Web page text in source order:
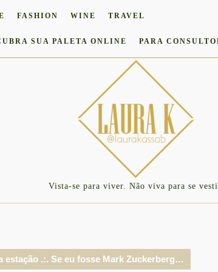
FASHION WINE TRAVEL
SUA PALETA ONLINE PARA
Vista-se para viver. Não viva para se
estação .:. Se eu fosse Mark Zuckerberg…